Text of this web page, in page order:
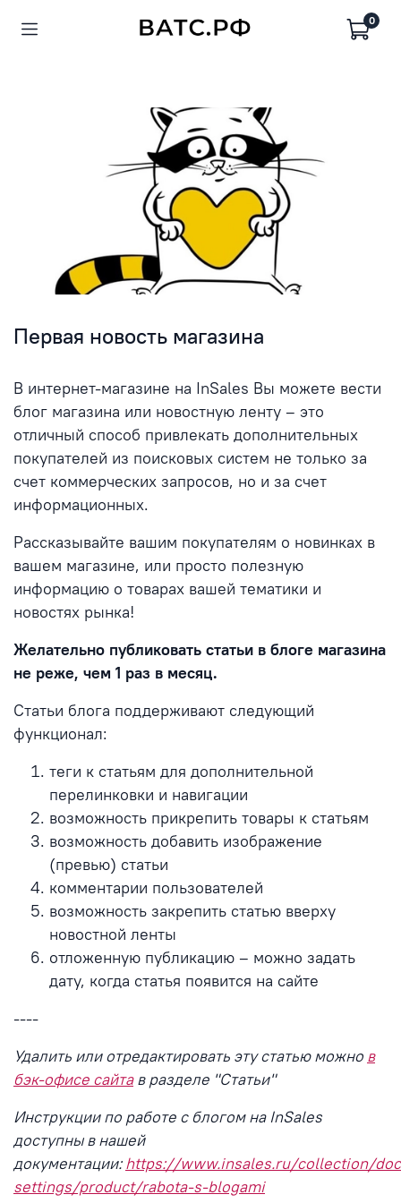
0
Первая новость магазина
В интернет-магазине на InSales Вы можете вести
блог магазина или новостную ленту – это
отличный способ привлекать дополнительных
покупателей из поисковых систем не только за
счет коммерческих запросов, но и за счет
информационных.
Рассказывайте вашим покупателям о новинках в
вашем магазине, или просто полезную
информацию о товарах вашей тематики и
новостях рынка!
Желательно публиковать статьи в блоге магазина
не реже, чем 1 раз в месяц.
Статьи блога поддерживают следующий
функционал:
теги к статьям для дополнительной
перелинковки и навигации
возможность прикрепить товары к статьям
возможность добавить изображение
(превью) статьи
комментарии пользователей
возможность закрепить статью вверху
новостной ленты
отложенную публикацию – можно задать
дату, когда статья появится на сайте
----
Удалить или отредактировать эту статью можно в
бэк-офисе сайтав разделе "Статьи"
Инструкции по работе с блогом на InSales
доступны в нашей
документации:https://www.insales.ru/collection/
settings/product/rabota-s-blogami